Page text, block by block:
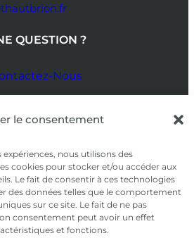
le consentement
nous utilisons des
cookies pour stocker et/ou accéder aux
Le fait de consentir à ces technologies
des données telles que le comportement
sur ce site. Le fait de ne pas
consentement peut avoir un effet
et fonctions.
QUESTION ?
Nous